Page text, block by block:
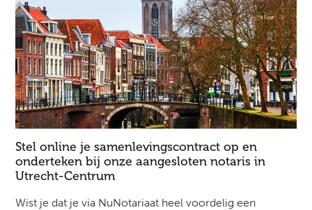
Stel online je samenlevingscontract op en
onderteken bij onze aangesloten notaris in
Utrecht-Centrum
Wist je dat je via NuNotariaat heel voordelig een